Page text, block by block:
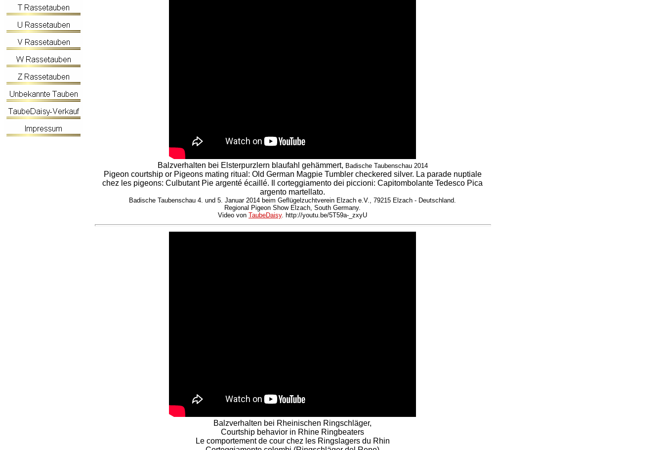
Balzverhalten bei Elsterpurzlern blaufahl gehämmert, Badische Taubenschau 2014
Pigeon courtship or Pigeons mating ritual: Old German Magpie Tumbler checkered silver. La parade nuptiale
chez les pigeons: Culbutant Pie argenté écaillé. Il corteggiamento dei piccioni: Capitombolante Tedesco Pica
argento martellato.
Badische Taubenschau 4. und 5. Januar 2014 beim Geflügelzuchtverein Elzach e.V., 79215 Elzach - Deutschland.
Regional Pigeon Show Elzach, South Germany.
Video von TaubeDaisy. http://youtu.be/5T59a-_zxyU
Balzverhalten bei Rheinischen Ringschläger,
Courtship behavior in Rhine Ringbeaters
Le comportement de cour chez les Ringslagers du Rhin